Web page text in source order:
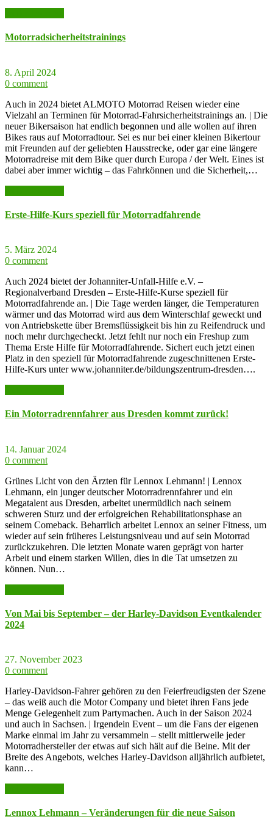
Motorradsicherheitstrainings
8. April 2024
0 comment
Auch in 2024 bietet ALMOTO Motorrad Reisen wieder eine
Vielzahl an Terminen für Motorrad-Fahrsicherheitstrainings an. | Die
neuer Bikersaison hat endlich begonnen und alle wollen auf ihren
Bikes raus auf Motorradtour. Sei es nur bei einer kleinen Bikertour
mit Freunden auf der geliebten Hausstrecke, oder gar eine längere
Motorradreise mit dem Bike quer durch Europa / der Welt. Eines ist
dabei aber immer wichtig – das Fahrkönnen und die Sicherheit,…
Erste-Hilfe-Kurs speziell für Motorradfahrende
5. März 2024
0 comment
Auch 2024 bietet der Johanniter-Unfall-Hilfe e.V. –
Regionalverband Dresden – Erste-Hilfe-Kurse speziell für
Motorradfahrende an. | Die Tage werden länger, die Temperaturen
wärmer und das Motorrad wird aus dem Winterschlaf geweckt und
von Antriebskette über Bremsflüssigkeit bis hin zu Reifendruck und
noch mehr durchgecheckt. Jetzt fehlt nur noch ein Freshup zum
Thema Erste Hilfe für Motorradfahrende. Sichert euch jetzt einen
Platz in den speziell für Motorradfahrende zugeschnittenen Erste-
Hilfe-Kurs unter www.johanniter.de/bildungszentrum-dresden….
Ein Motorradrennfahrer aus Dresden kommt zurück!
14. Januar 2024
0 comment
Grünes Licht von den Ärzten für Lennox Lehmann! | Lennox
Lehmann, ein junger deutscher Motorradrennfahrer und ein
Megatalent aus Dresden, arbeitet unermüdlich nach seinem
schweren Sturz und der erfolgreichen Rehabilitationsphase an
seinem Comeback. Beharrlich arbeitet Lennox an seiner Fitness, um
wieder auf sein früheres Leistungsniveau und auf sein Motorrad
zurückzukehren. Die letzten Monate waren geprägt von harter
Arbeit und einem starken Willen, dies in die Tat umsetzen zu
können. Nun…
Von Mai bis September – der Harley-Davidson Eventkalender
2024
27. November 2023
0 comment
Harley-Davidson-Fahrer gehören zu den Feierfreudigsten der Szene
– das weiß auch die Motor Company und bietet ihren Fans jede
Menge Gelegenheit zum Partymachen. Auch in der Saison 2024
und auch in Sachsen. | Irgendein Event – um die Fans der eigenen
Marke einmal im Jahr zu versammeln – stellt mittlerweile jeder
Motorradhersteller der etwas auf sich hält auf die Beine. Mit der
Breite des Angebots, welches Harley-Davidson alljährlich aufbietet,
kann…
Lennox Lehmann – Veränderungen für die neue Saison